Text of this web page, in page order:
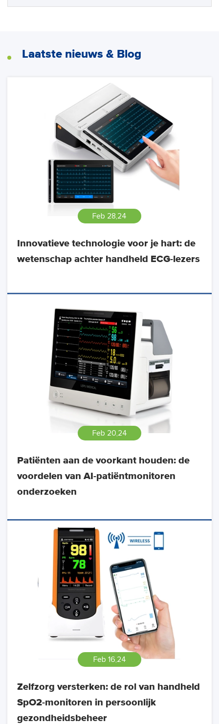
Laatste nieuws & Blog
Feb 28,24
Innovatieve technologie voor je hart: de
wetenschap achter handheld ECG-lezers
Feb 20,24
Patiënten aan de voorkant houden: de
voordelen van AI-patiëntmonitoren
onderzoeken
Feb 16,24
Zelfzorg versterken: de rol van handheld
SpO2-monitoren in persoonlijk
gezondheidsbeheer